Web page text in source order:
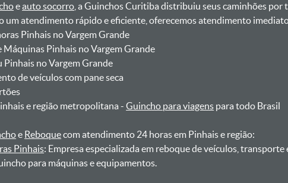
eauto socorro , a Guinchos Curitiba distribuiu seus caminhões
um atendimento rápido e eficiente, oferecemos atendimento
horas Pinhais no Vargem Grande
de Máquinas Pinhais no Vargem Grande
Pinhais no Vargem Grande
de veículos com pane seca
Pinhais e região metropolitana -Guincho para viagens para todo Brasil
e Reboquecom atendimento 24 horas em Pinhais e região:
Pinhais: Empresa especializada em reboque de veículos,
para máquinas e equipamentos.